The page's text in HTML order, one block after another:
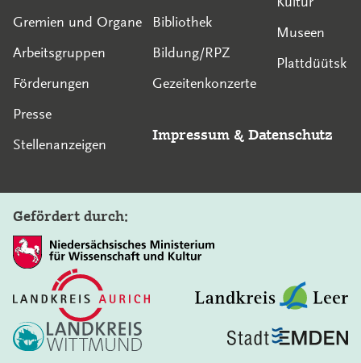
Gremien und Organe
Arbeitsgruppen
Förderungen
Presse
Stellenanzeigen
Bibliothek
Bildung/RPZ
Gezeitenkonzerte
Museen
Plattdüütsk
Impressum & Datenschutz
Gefördert durch:
In diesem Bereich suchen: